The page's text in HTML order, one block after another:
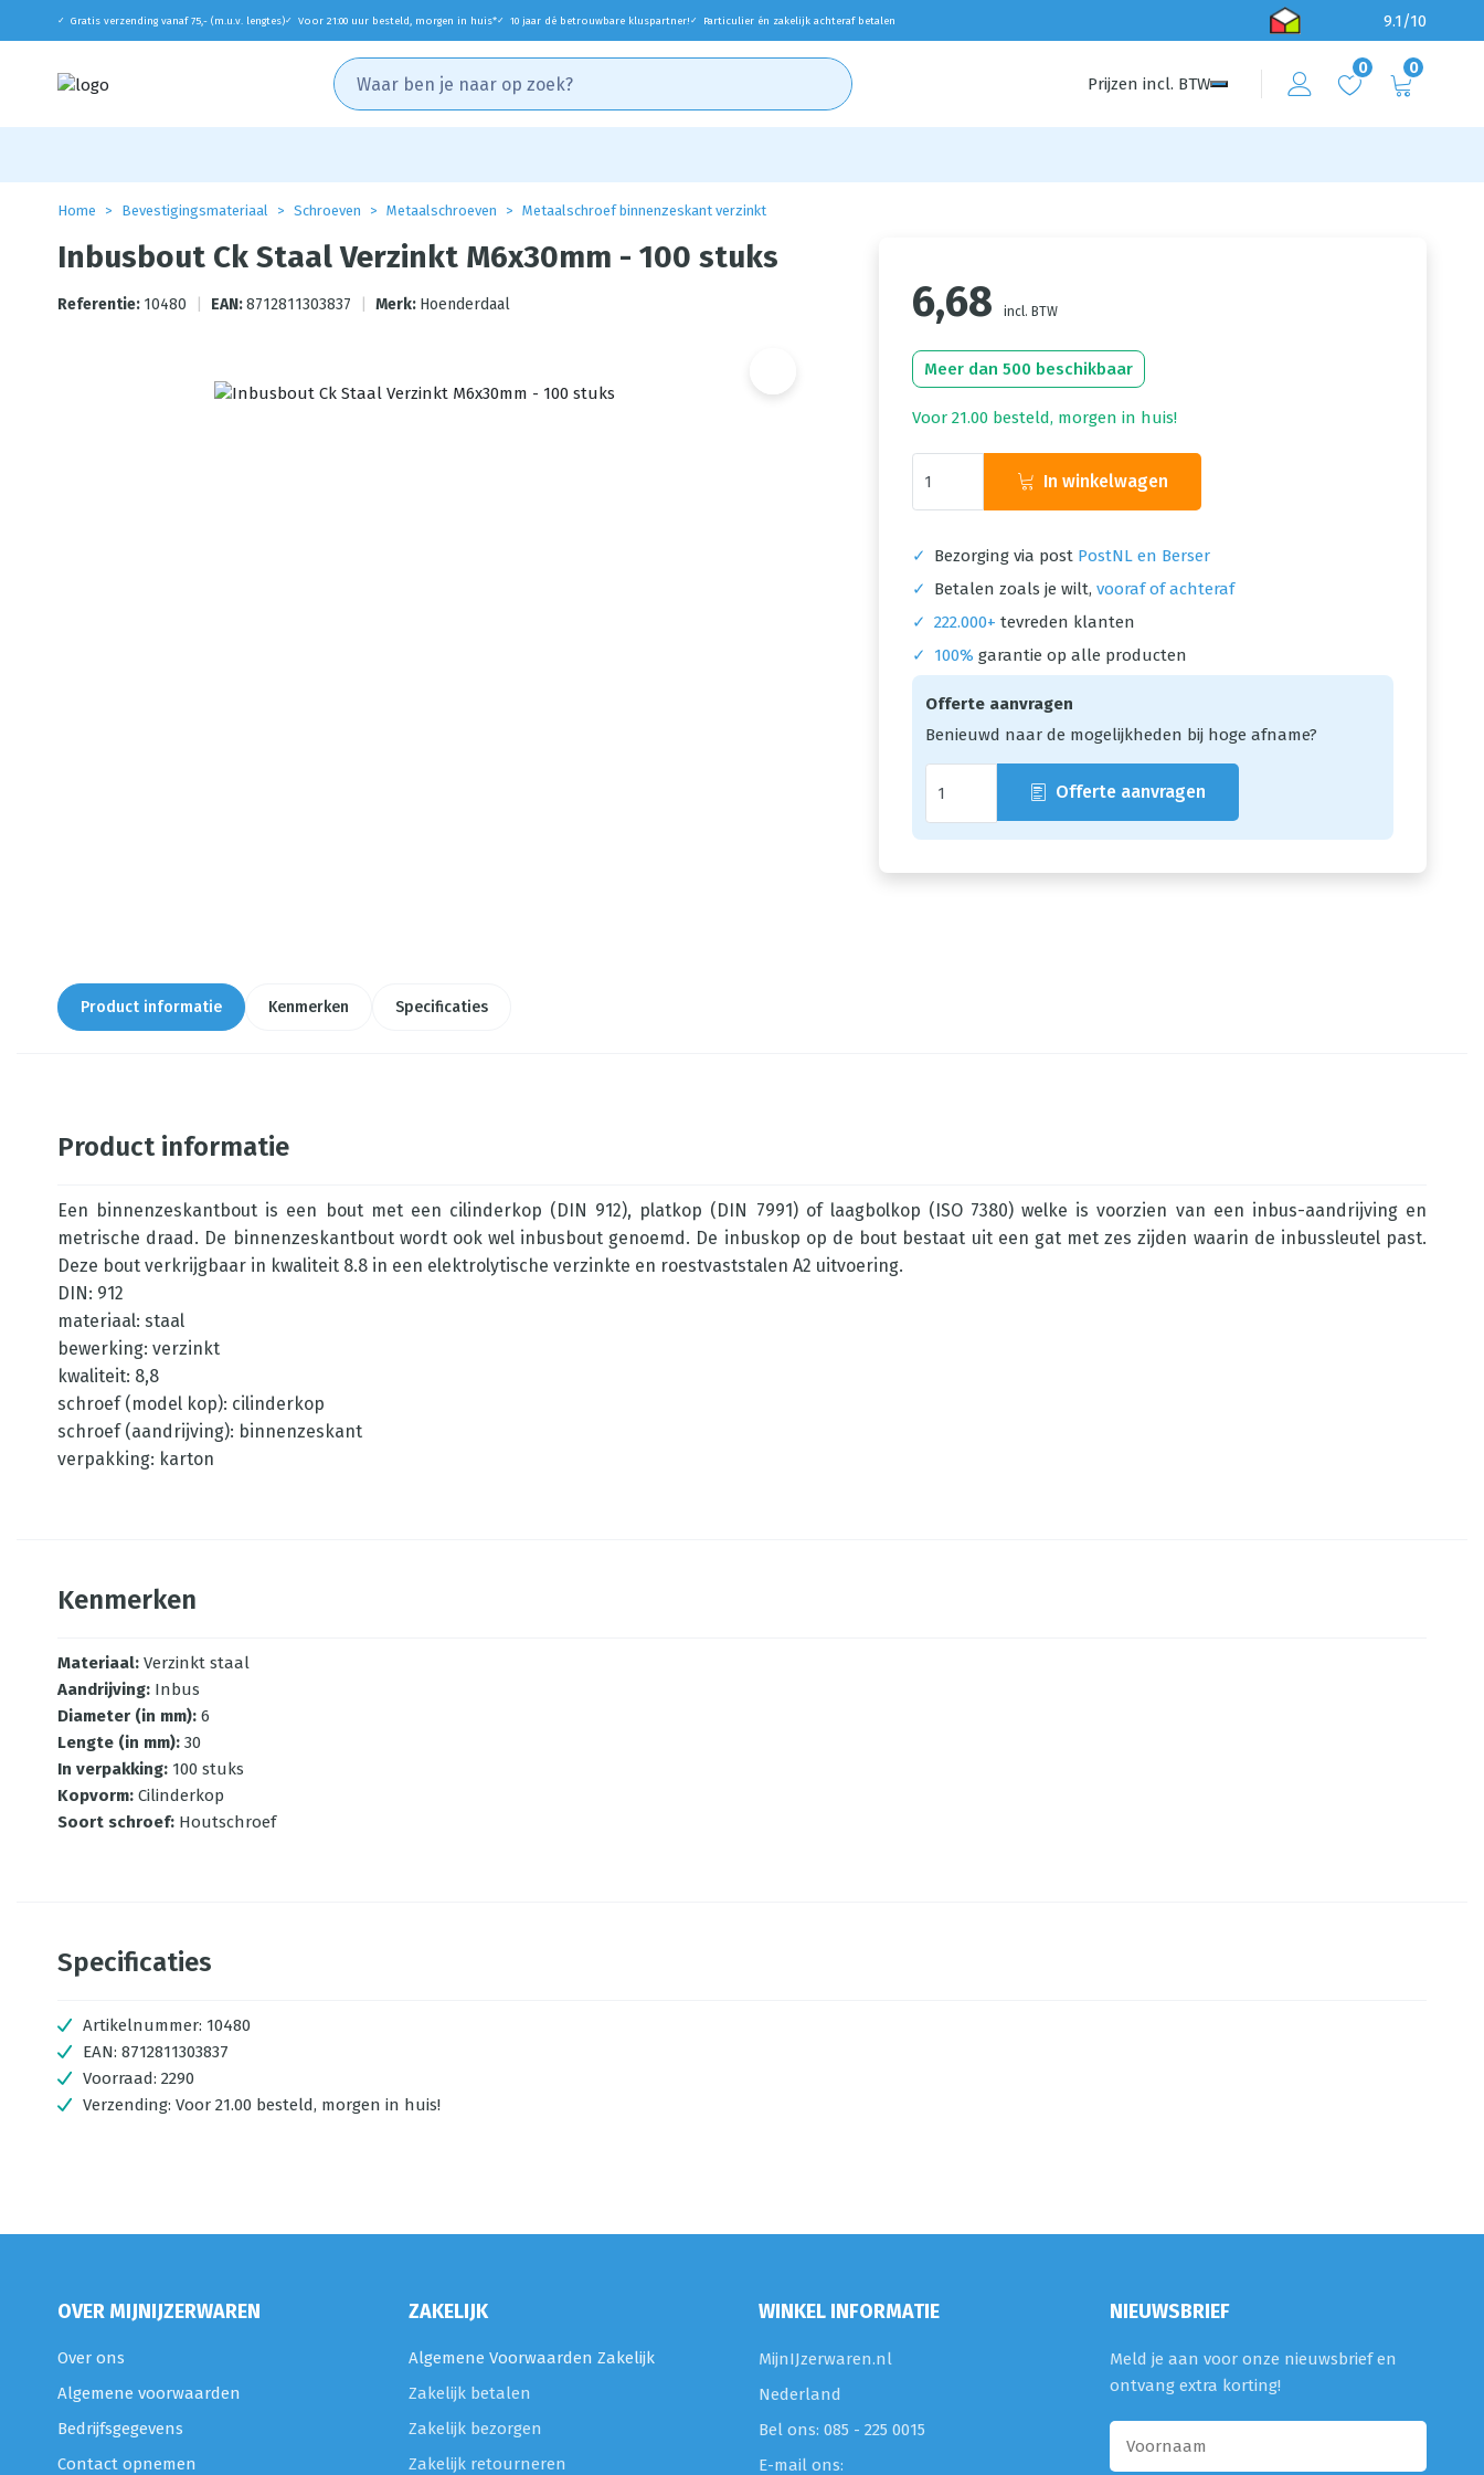
✓ Gratis verzending vanaf 75,- (m.u.v. lengtes)✓ Voor 21:00 uur besteld, morgen in huis*✓ 10 jaar dé betrouwbare kluspartner! ✓ Particulier én zakelijk achteraf betalen 9.1/10
Prijzen incl. BTW
0 0
Home Bevestigingsmateriaal Schroeven Metaalschroeven Metaalschroef binnenzeskant verzinkt
Inbusbout Ck Staal Verzinkt M6x30mm - 100 stuks
Referentie: 10480 EAN:8712811303837 Merk: Hoenderdaal 6,68 incl. BTW
Meer dan 500 beschikbaar
Voor 21.00 besteld, morgen in huis!
In winkelwagen
✓ Bezorging via post PostNL en Berser
✓
Betalen zoals je wilt, vooraf of achteraf
✓ 222.000+ tevreden klanten
✓
100% garantie op alle producten
Offerte aanvragen
Benieuwd naar de mogelijkheden bij hoge afname?
Offerte aanvragen
Product informatie Kenmerken Specificaties
Product informatie
Een binnenzeskantbout is een bout met een cilinderkop (DIN 912), platkop (DIN 7991) of laagbolkop (ISO 7380) welke is voorzien van een inbus-aandrijving en
metrische draad. De binnenzeskantbout wordt ook wel inbusbout genoemd. De inbuskop op de bout bestaat uit een gat met zes zijden waarin de inbussleutel past.
Deze bout verkrijgbaar in kwaliteit 8.8 in een elektrolytische verzinkte en roestvaststalen A2 uitvoering.
DIN: 912
materiaal: staal
bewerking: verzinkt
kwaliteit: 8,8
schroef (model kop): cilinderkop
schroef (aandrijving): binnenzeskant
verpakking: karton
Kenmerken
Materiaal: Verzinkt staal
Aandrijving: Inbus
Diameter (in mm): 6
Lengte (in mm): 30
In verpakking: 100 stuks
Kopvorm: Cilinderkop
Soort schroef: Houtschroef
Specificaties
Artikelnummer: 10480
EAN: 8712811303837
Voorraad: 2290
Verzending: Voor 21.00 besteld, morgen in huis!
OVER MIJNIJZERWAREN
Over ons
Algemene voorwaarden
Bedrijfsgegevens
Contact opnemen
ZAKELIJK
Algemene Voorwaarden Zakelijk
Zakelijk betalen
Zakelijk bezorgen
Zakelijk retourneren
WINKEL INFORMATIE
MijnIJzerwaren.nl
Nederland
Bel ons: 085 - 225 0015
E-mail ons:
NIEUWSBRIEF
Meld je aan voor onze nieuwsbrief en
ontvang extra korting!